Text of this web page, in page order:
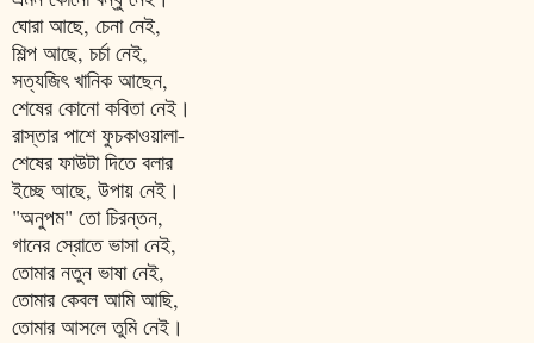
ঘোরা আছে, চেনা নেই,
শিল্প আছে, চর্চা নেই,
সত্যজিৎ খানিক আছেন,
শেষের কোনো কবিতা নেই।
রাস্তার পাশে ফুচকাওয়ালা-
শেষের ফাউটা দিতে বলার
ইচ্ছে আছে, উপায় নেই।
"অনুপম" তো চিরন্তন,
গানের স্রোতে ভাসা নেই,
তোমার নতুন ভাষা নেই,
তোমার কেবল আমি আছি,
তোমার আসলে তুমি নেই।